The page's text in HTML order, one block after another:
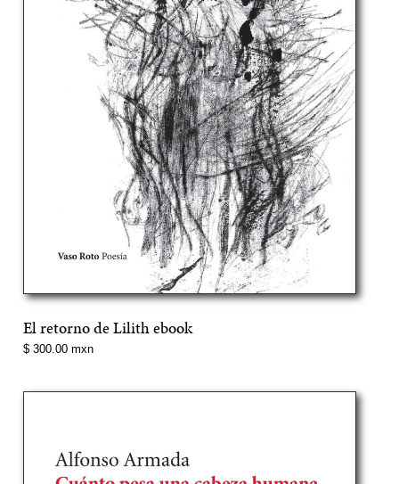
El retorno de Lilith ebook
Precio
$ 300.00 mxn